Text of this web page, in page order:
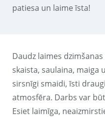
patiesa un laime īsta!
Daudz laimes
skaista, saulaina, maiga
sirsnīgi smaidi, īsti
atmosfēra. Darbs var
Esiet laimīga,